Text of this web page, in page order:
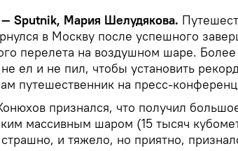
— Sputnik, Мария Шелудякова.
в Москву после успешного
перелета на воздушном шаре.
ел и не пил, чтобы установить
путешественник на пресс-
признался, что получил
массивным шаром (15 тысяч
и тяжело, но приятно,